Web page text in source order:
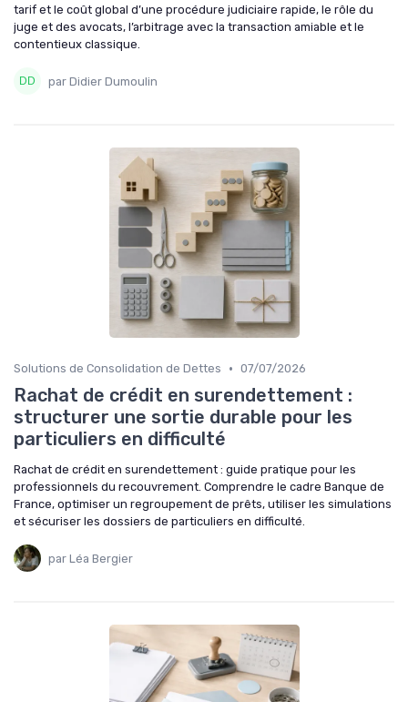
tarif et le coût global d’une procédure judiciaire rapide, le rôle du
juge et des avocats, l’arbitrage avec la transaction amiable et le
contentieux classique.
par Didier Dumoulin
Solutions de Consolidation de Dettes • 07/07/2026
Rachat de crédit en surendettement :
structurer une sortie durable pour les
particuliers en difficulté
Rachat de crédit en surendettement : guide pratique pour les
professionnels du recouvrement. Comprendre le cadre Banque de
France, optimiser un regroupement de prêts, utiliser les simulations
et sécuriser les dossiers de particuliers en difficulté.
par Léa Bergier